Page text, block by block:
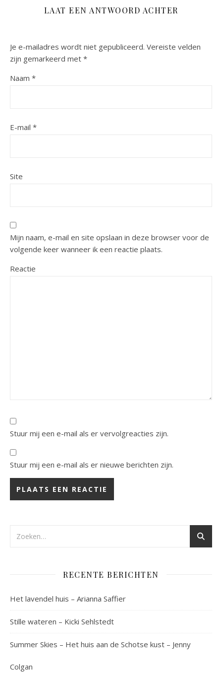
LAAT EEN ANTWOORD ACHTER
Je e-mailadres wordt niet gepubliceerd. Vereiste velden
zijn gemarkeerd met *
Naam *
E-mail *
Site
Mijn naam, e-mail en site opslaan in deze browser voor de
volgende keer wanneer ik een reactie plaats.
Reactie
Stuur mij een e-mail als er vervolgreacties zijn.
Stuur mij een e-mail als er nieuwe berichten zijn.
RECENTE BERICHTEN
Het lavendel huis – Arianna Saffier
Stille wateren – Kicki Sehlstedt
Summer Skies – Het huis aan de Schotse kust – Jenny
Colgan